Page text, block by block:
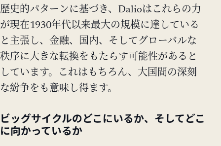
歴史的パターンに基づき、Dalioはこれらの力
が現在1930年代以来最大の規模に達している
と主張し、金融、国内、そしてグローバルな
秩序に大きな転換をもたらす可能性があると
しています。これはもちろん、大国間の深刻
な紛争をも意味し得ます。
ビッグサイクルのどこにいるか、そしてどこ
に向かっているか